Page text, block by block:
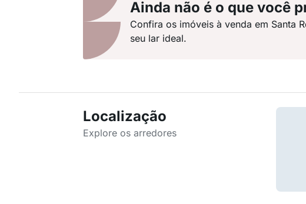
Ainda não é o que você
Confira os imóveis à venda em Santa
seu lar ideal.
Localização
Explore os arredores